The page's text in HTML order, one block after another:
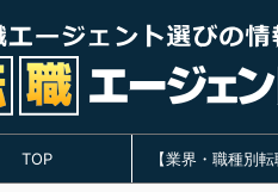
TOP 【業界・職種別転